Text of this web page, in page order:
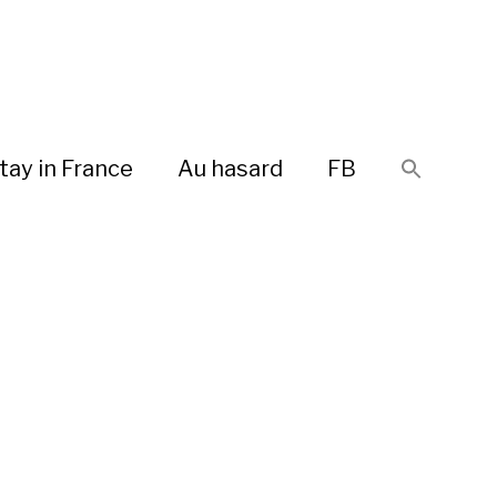
in France Au hasard FB